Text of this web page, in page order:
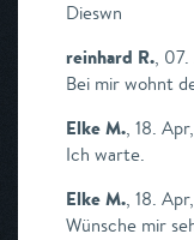
Dieswn
reinhard R., 07.
Bei mir wohnt
Elke M., 18.
Ich warte.
Elke M., 18.
Wünsche mir